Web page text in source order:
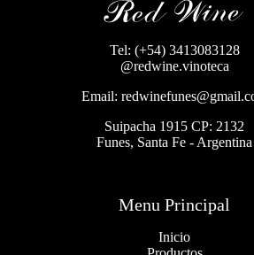
Tel: (+54) 3413083128
@redwine.vinoteca
Email:
Suipacha 1915 CP: 2132
Funes, Santa Fe - Argentina
Menu Principal
Inicio